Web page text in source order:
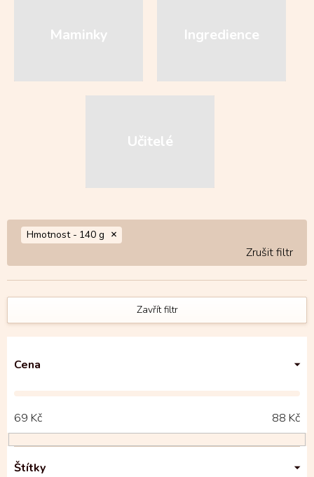
Maminky Ingredience
Učitelé
Hmotnost - 140 g
Zavřít filtr
Cena
69 Kč 88 Kč
Štítky